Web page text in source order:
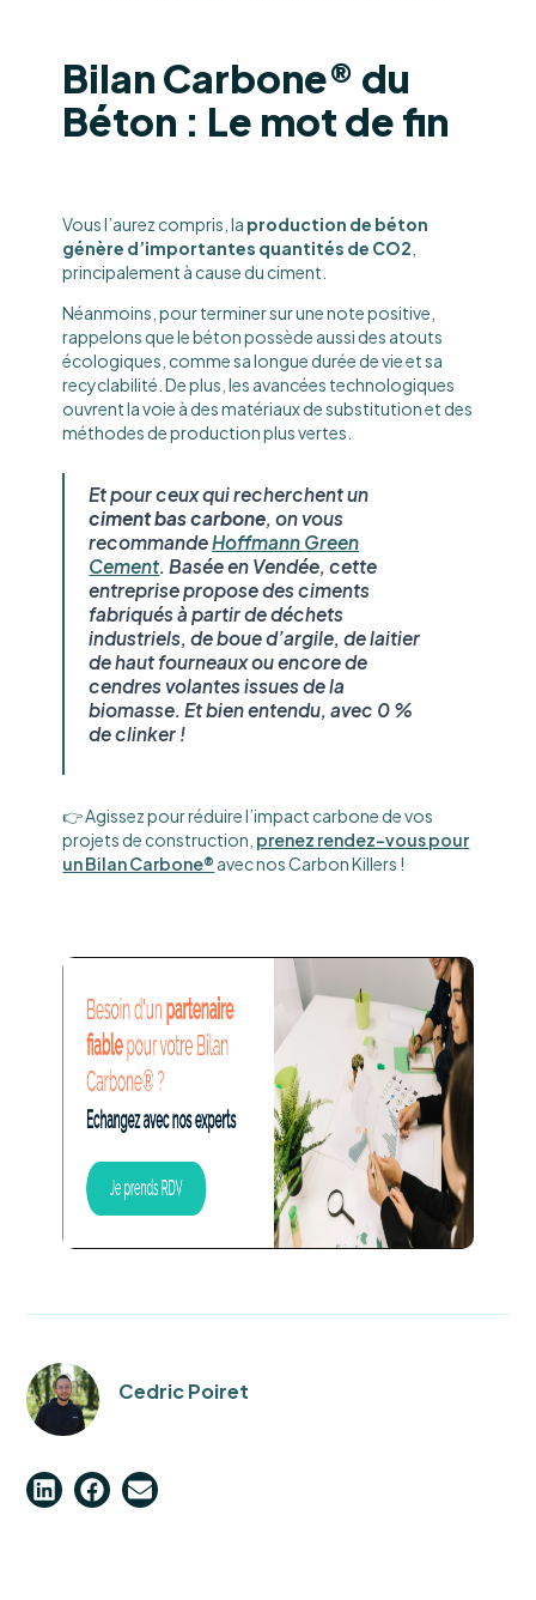
Bilan Carbone® du
Béton : Le mot de fin
Vous l’aurez compris, la production de béton
génère d’importantes quantités de CO2
principalement à cause du ciment.
Néanmoins, pour terminer sur une note positive,
rappelons que le béton possède aussi des atouts
écologiques, comme sa longue durée de vie et sa
recyclabilité. De plus, les avancées technologiques
ouvrent la voie à des matériaux de substitution et des
méthodes de production plus vertes.
Et pour ceux qui recherchent un
ciment bas carbone, on vous
recommandeHoffmann Green
Cement. Basée en Vendée, cette
entreprise propose des ciments
fabriqués à partir de déchets
industriels, de boue d’argile, de laitier
de haut fourneaux ou encore de
cendres volantes issues de la
biomasse. Et bien entendu, avec 0 %
de clinker !
👉 Agissez pour réduire l’impact carbone de vos
projets de construction, prenez rendez-vous pour
un Bilan Carbone® avec nos Carbon Killers !
Cedric Poiret